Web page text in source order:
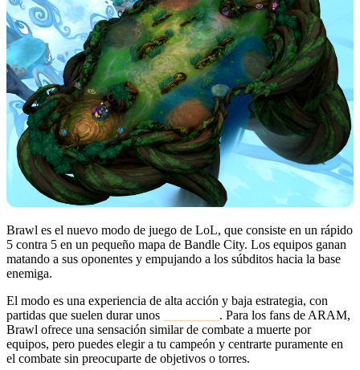
Brawl es el nuevo modo de juego de LoL, que consiste en un rápido
5 contra 5 en un pequeño mapa de Bandle City. Los equipos ganan
matando a sus oponentes y empujando a los súbditos hacia la base
enemiga.
El modo es una experiencia de alta acción y baja estrategia, con
partidas que suelen durar unos
. Para los fans de ARAM,
Brawl ofrece una sensación similar de combate a muerte por
equipos, pero puedes elegir a tu campeón y centrarte puramente en
el combate sin preocuparte de objetivos o torres.